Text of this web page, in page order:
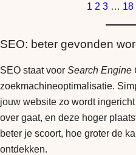
1 2 3 … 18
SEO: beter gevonden
SEO staat voor Search Engine
zoekmachineoptimalisatie.
jouw website zo wordt
over gaat, en deze hoger
beter je scoort, hoe groter de
ontdekken.